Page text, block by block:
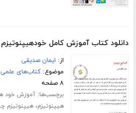
دانلود کتاب آموزش کامل خودهیپنوتیزم
از: ایمان صدیقی
موضوع:کتاب‌های علمی
۸ صفحه
برچسب‌ها:آموزش خود
هیپنوتیزم،هیپنوتیزم